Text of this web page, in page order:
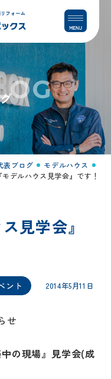
表ブログ
モデルハウス
デルハウス見学会』です！
見学会』
ント 2014年5月11日
の現場』見学会(成